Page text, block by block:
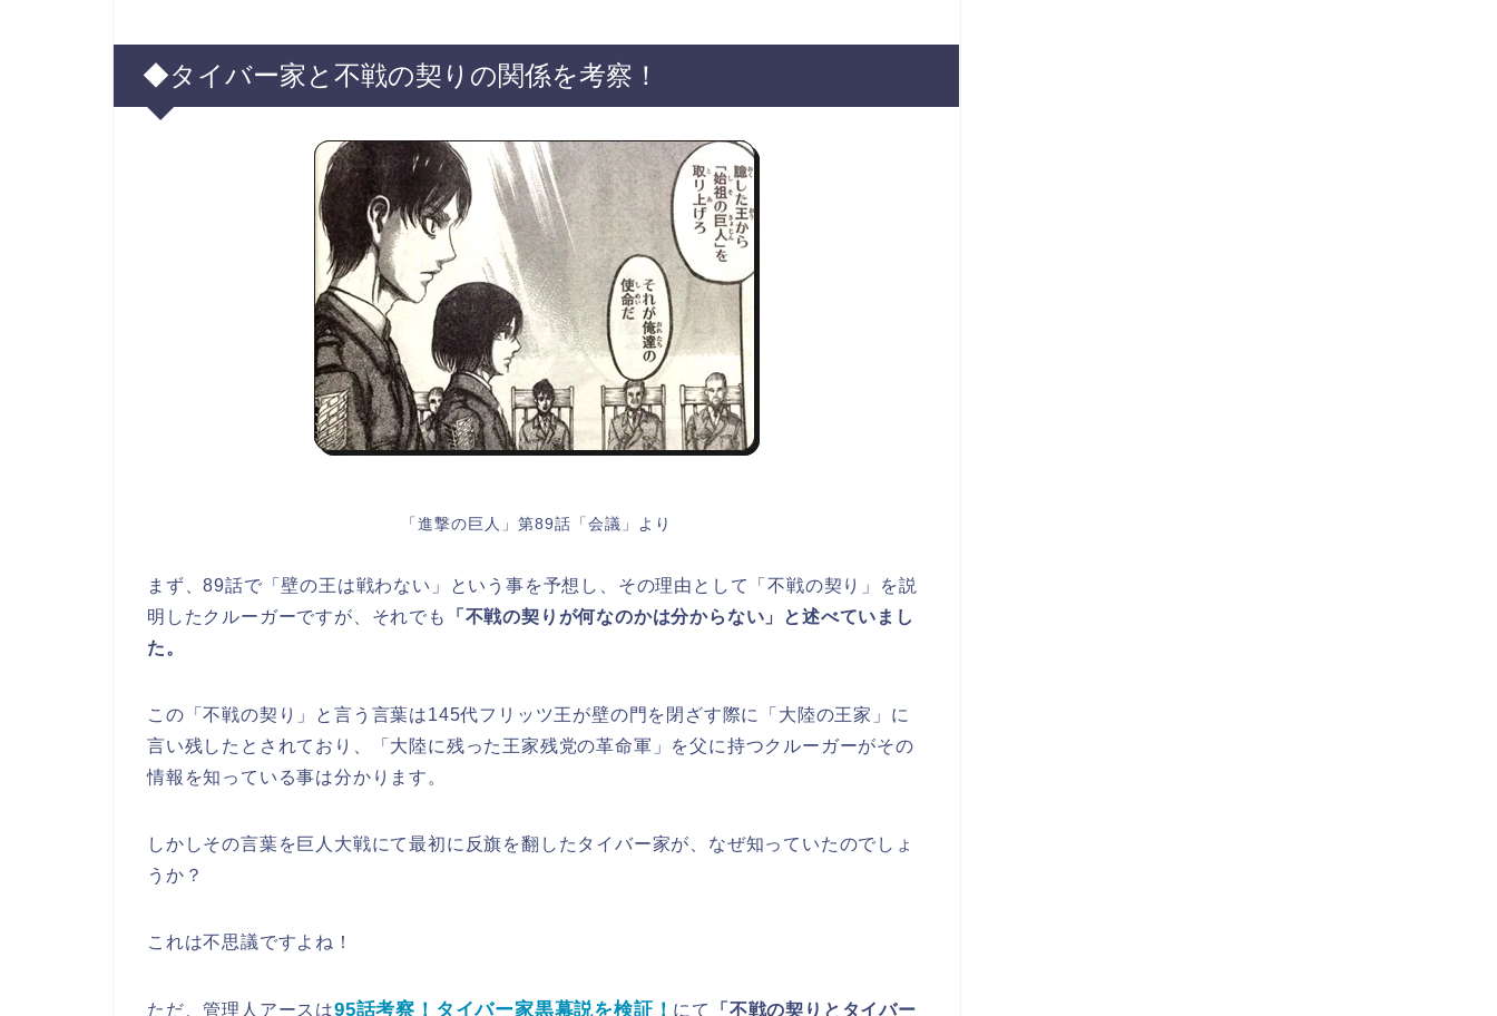
◆タイバー家と不戦の契りの関係を考察！
「進撃の巨人」第89話「会議」より
まず、89話で「壁の王は戦わない」という事を予想し、その理由として「不戦の契り」を説
明したクルーガーですが、それでも
「不戦の契りが何なのかは分からない」と述べていまし
た。
この「不戦の契り」と言う言葉は145代フリッツ王が壁の門を閉ざす際に「大陸の王家」に
言い残したとされており、「大陸に残った王家残党の革命軍」を父に持つクルーガーがその
情報を知っている事は分かります。
しかしその言葉を巨人大戦にて最初に反旗を翻したタイバー家が、なぜ知っていたのでしょ
うか？
これは不思議ですよね！
ただ、管理人アースは95話考察！タイバー家黒幕説を検証！ にて 「不戦の契りとタイバー